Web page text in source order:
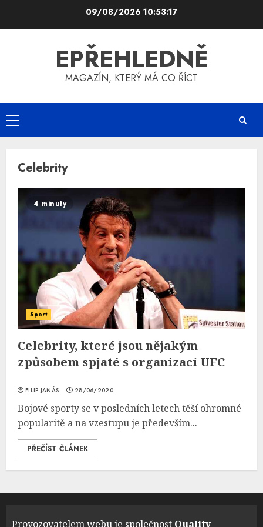
09/08/2026 10:53:17
EPŘEHLEDNĚ
MAGAZÍN, KTERÝ MÁ CO ŘÍCT
Primary
Menu
Celebrity
4 minuty
Sport
Celebrity, které jsou nějakým
způsobem spjaté s organizací UFC
FILIP JANÁS 28/06/2020
Bojové sporty se v posledních letech těší ohromné
popularitě a na vzestupu je především...
PŘEČÍST ČLÁNEK
Provozovatelem webu je společnost Quality